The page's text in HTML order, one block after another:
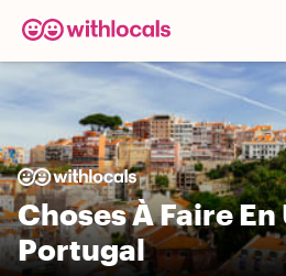
Choses À Faire En
Portugal